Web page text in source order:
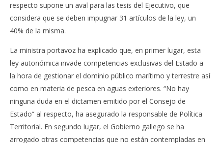
respecto supone un aval para las tesis del Ejecutivo, que
considera que se deben impugnar 31 artículos de la ley, un
40% de la misma.
La ministra portavoz ha explicado que, en primer lugar, esta
ley autonómica invade competencias exclusivas del Estado a
la hora de gestionar el dominio público marítimo y terrestre así
como en materia de pesca en aguas exteriores. “No hay
ninguna duda en el dictamen emitido por el Consejo de
Estado” al respecto, ha asegurado la responsable de Política
Territorial. En segundo lugar, el Gobierno gallego se ha
arrogado otras competencias que no están contempladas en